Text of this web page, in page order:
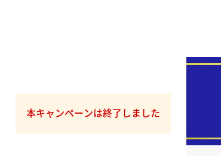
本キャンペーンは終了しました